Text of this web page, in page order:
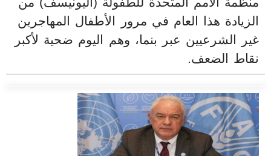
الزيادة هذا العام في مرور الأطفال المهاجرين
غير الشرعيين عبر بنما، وهم اليوم ضحية لأكبر
نقاط الضعف.